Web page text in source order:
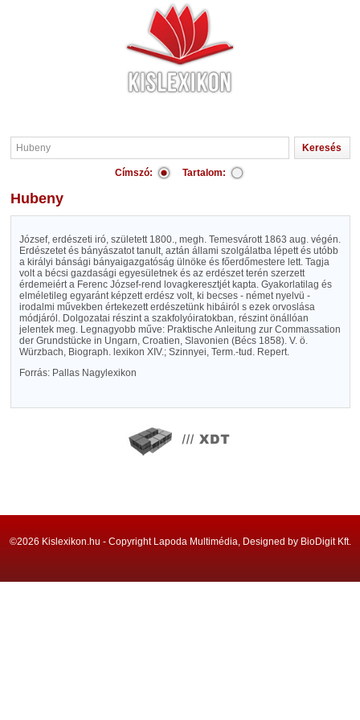
Címszó: Tartalom:
Hubeny
József, erdészeti iró, született 1800., megh. Temesvárott 1863 aug. végén.
Erdészetet és bányászatot tanult, aztán állami szolgálatba lépett és utóbb
a királyi bánsági bányaigazgatóság ülnöke és főerdőmestere lett. Tagja
volt a bécsi gazdasági egyesületnek és az erdészet terén szerzett
érdemeiért a Ferenc József-rend lovagkeresztjét kapta. Gyakorlatilag és
elméletileg egyaránt képzett erdész volt, ki becses - német nyelvü -
irodalmi művekben értekezett erdészetünk hibáiról s ezek orvoslása
módjáról. Dolgozatai részint a szakfolyóiratokban, részint önállóan
jelentek meg. Legnagyobb műve: Praktische Anleitung zur Commassation
der Grundstücke in Ungarn, Croatien, Slavonien (Bécs 1858). V. ö.
Würzbach, Biograph. lexikon XIV.; Szinnyei, Term.-tud. Repert.
Forrás: Pallas Nagylexikon
©2026 Kislexikon.hu - Copyright Lapoda Multimédia, Designed by BioDigit Kft.